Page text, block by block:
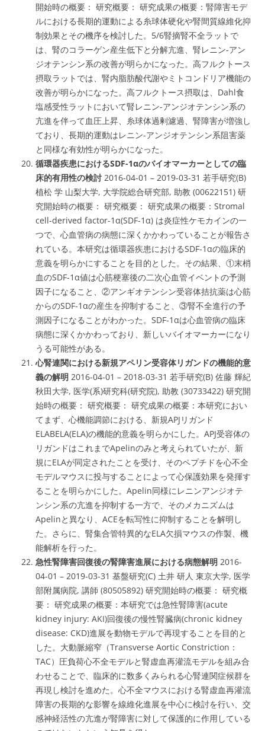
開始時の概要： 研究概要： 研究成果の概要：腎障害モデ
ルにおける長期的運動による糸球体硬化や腎間質線維化抑
制効果とその機序を検討した。5/6腎摘腎不全ラットで
は、腎のコラーゲン産生低下と分解亢進、腎レニン-アン
ジオテンシン系の改善が明らかになった。高フルクトース
摂取ラットでは、腎内脂肪酸代謝やミトコンドリア機能の
改善が明らかになった。高フルクトース摂取は、Dahl食
塩感受性ラットにおいて腎レニン-アンジオテンシン系の
亢進を伴って血圧上昇、糸球体過剰濾過、腎障害が増強し
ており、長期的運動はレニン-アンジオテンシン系阻害薬
と同様な有効性が明らかになった。
循環器疾患におけるSDF-1αのバイオマーカーとしての臨
床的有用性の検討 2016-04-01 – 2019-03-31 若手研究(B)
植松 学 山梨大学, 大学院総合研究部, 助教 (00622151) 研
究開始時の概要： 研究概要： 研究成果の概要：Stromal
cell-derived factor-1α(SDF-1α) は炎症性ケモカインの一
つで、心血管病の病態に深くかかわっていることが報告さ
れている。本研究は循環器疾患におけるSDF-1αの臨床的
意義を明らかにすることを目的とした。その結果、①末梢
血のSDF-1α値は心筋梗塞後の二次心血管イベントの予測
因子になること、②アンギオテンシン受容体拮抗薬は心筋
からのSDF-1αの産生を抑制すること、③腎不全進行の予
測因子になることがわかった。SDF-1αは心血管病の臨床
病態に深くかかわっており、新しいバイオマーカーになり
うる可能性がある。
心腎連関における新規アペリン受容体リガンドの機能的意
義の解明 2016-04-01 – 2018-03-31 若手研究(B) 佐藤 輝紀
秋田大学, 医学(系)研究科(研究院), 助教 (30733422) 研究開
始時の概要： 研究概要： 研究成果の概要：本研究におい
てまず、心機能調節における、新規APJリガンド
ELABELA(ELA)の機能的意義を明らかにした。APJ受容体の
リガンドはこれまでApelinのみと考えられていたが、新
規にELAが同定されたことを受け、そのペプチドを心不全
モデルマウスに投与することによって心保護効果を発揮す
ることを明らかにした。Apelin同様にレニンアンジオテ
ンシン系の亢進を抑制する一方で、そのメカニズムは
Apelinと異なり、ACEを転写性に抑制することを解明し
た。さらに、腎集合管特異的なELA欠損マウスの作製、機
能解析を行った。
急性腎障害回復後の腎障害進展における病態解明 2016-
04-01 – 2019-03-31 基盤研究(C) 土井 研人 東京大学, 医学
部附属病院, 講師 (80505892) 研究開始時の概要： 研究概
要： 研究成果の概要：本研究では急性腎障害(acute
kidney injury: AKI)回復後の慢性腎臓病(chronic kidney
disease: CKD)進展を動物モデルで再現することを目的と
した。大動脈縮窄（Transverse Aortic Constriction：
TAC）圧負荷心不全モデルと腎虚血再灌流モデルを組み合
わせることで、臨床的に数多くみられる心腎連関症候群を
再現し検討を進めた。心不全マウスにおける腎虚血再灌流
障害の長期的な影響を線維化進展を中心に検討を行い、交
感神経活性の亢進が腎障害に対して保護的に作用している